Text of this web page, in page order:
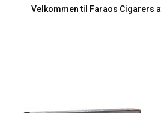
Velkommen til Faraos Cigarers